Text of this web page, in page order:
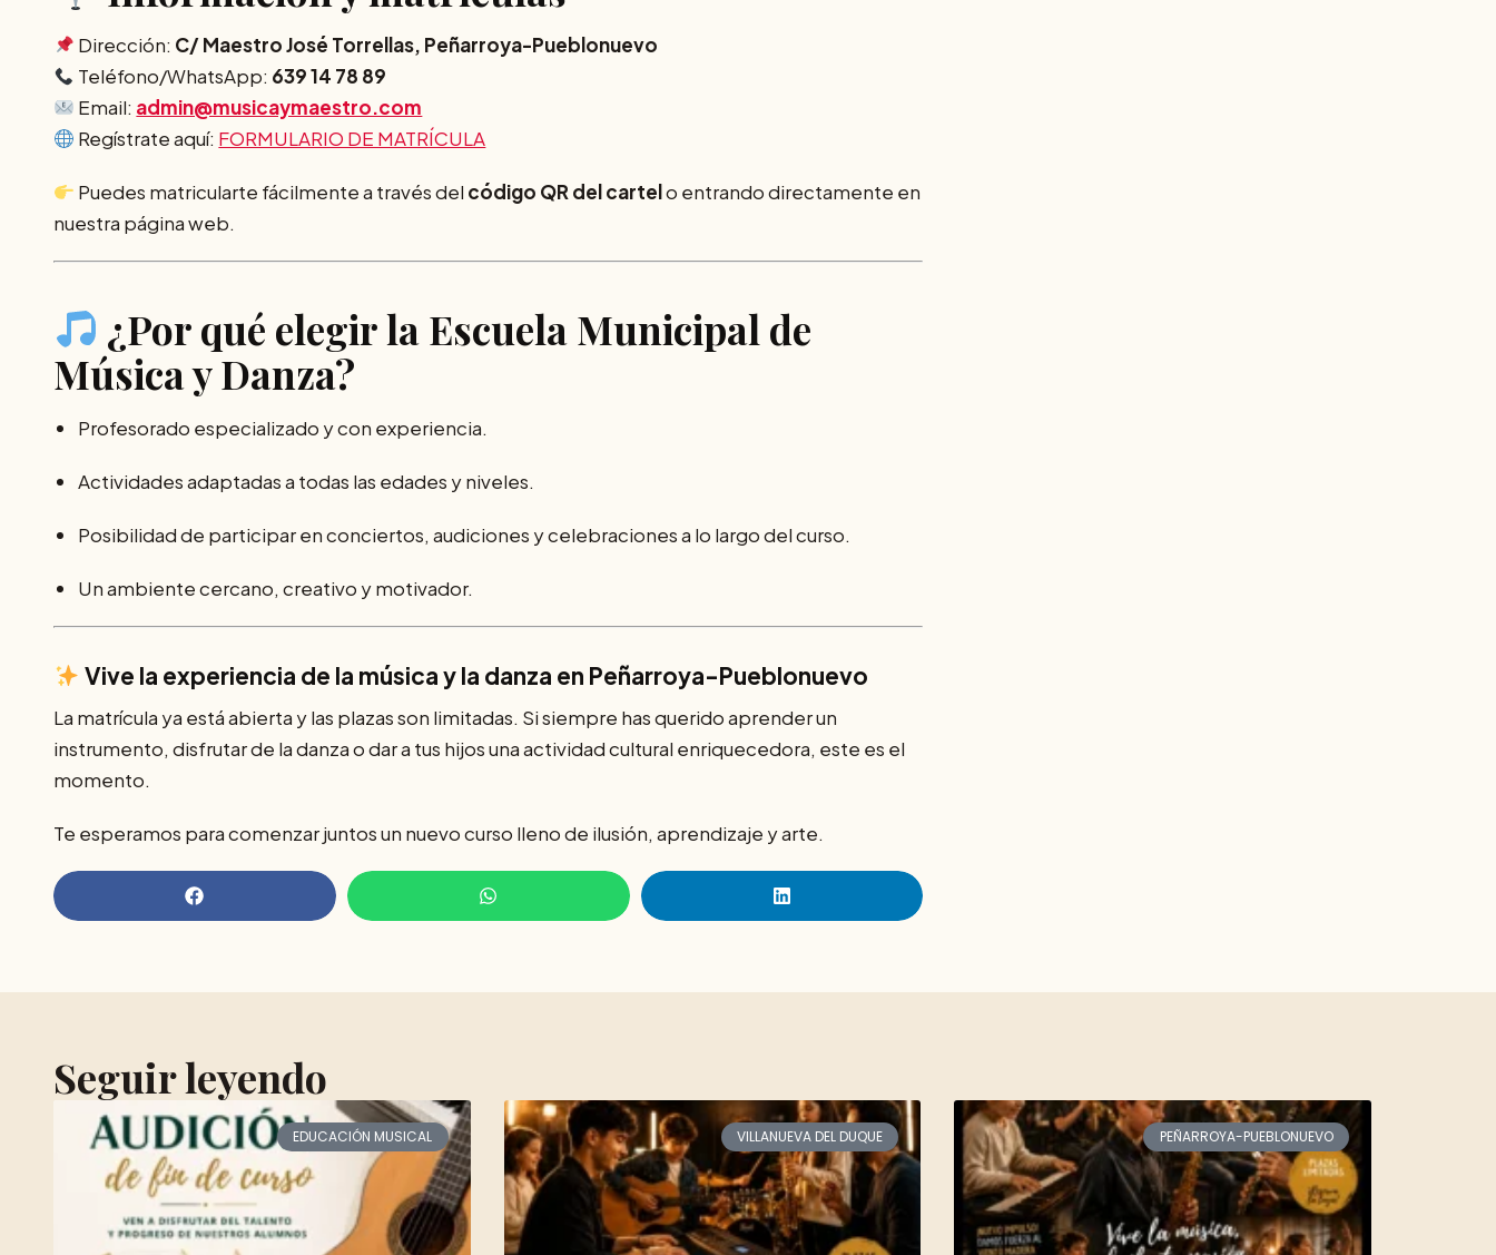
Dirección: C/ Maestro José Torrellas, Peñarroya-Pueblonuevo
Teléfono/WhatsApp: 639 14 78 89
Email: admin@musicaymaestro.com
Regístrate aquí: FORMULARIO DE MATRÍCULA
Puedes matricularte fácilmente a través del código QR del cartelo entrando directamente en
nuestra página web.
¿Por qué elegir la Escuela Municipal de
Música y Danza?
Profesorado especializado y con experiencia.
Actividades adaptadas a todas las edades y niveles.
Posibilidad de participar en conciertos, audiciones y celebraciones a lo largo del curso.
Un ambiente cercano, creativo y motivador.
Vive la experiencia de la música y la danza en Peñarroya-Pueblonuevo
La matrícula ya está abierta y las plazas son limitadas. Si siempre has querido aprender un
instrumento, disfrutar de la danza o dar a tus hijos una actividad cultural enriquecedora, este es el
momento.
Te esperamos para comenzar juntos un nuevo curso lleno de ilusión, aprendizaje y arte.
Seguir leyendo
EDUCACIÓN MUSICAL VILLANUEVA DEL DUQUE PEÑARROYA-PUEBLONUEVO